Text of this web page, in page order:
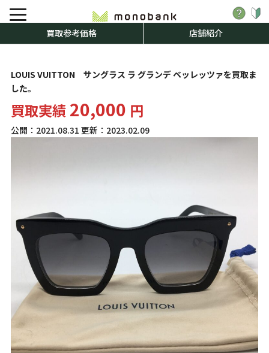
買取参考価格 店舗紹介
LOUIS VUITTON サングラス ラ グランデ ベッレッツァを買取ま
した。
買取実績20,000 円
公開： 2021.08.31 更新： 2023.02.09